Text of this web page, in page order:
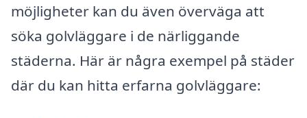
möjligheter kan du även överväga att
söka golvläggare i de närliggande
städerna. Här är några exempel på städer
där du kan hitta erfarna golvläggare: